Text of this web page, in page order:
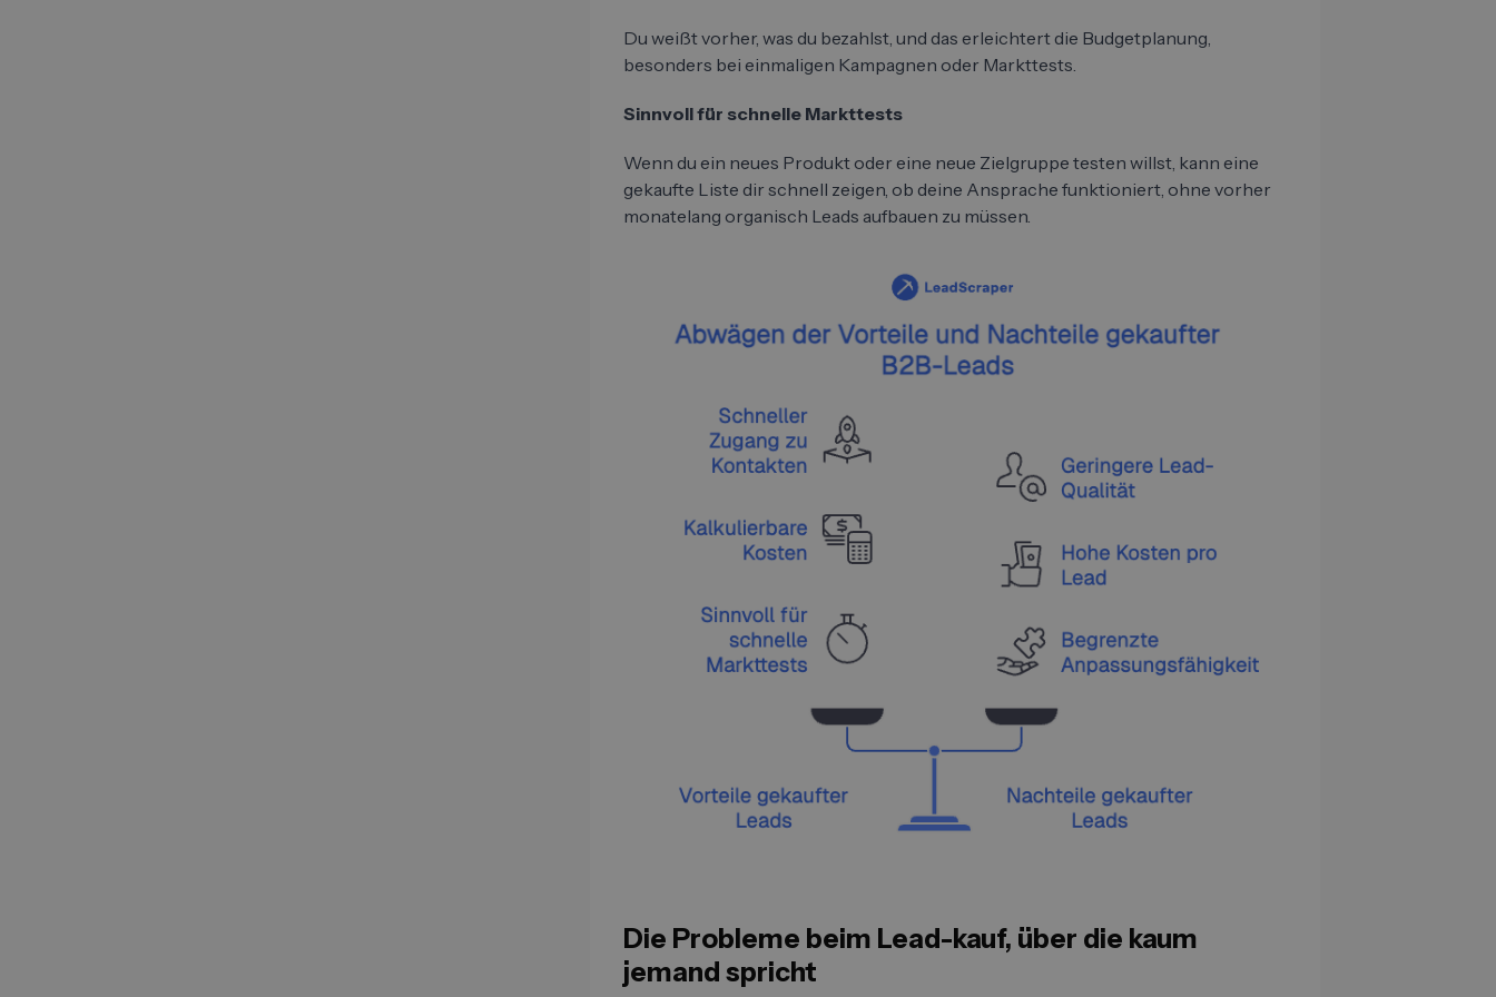
Du weißt vorher, was du bezahlst, und das erleichtert die Budgetplanung,
besonders bei einmaligen Kampagnen oder Markttests.
Sinnvoll für schnelle Markttests
Wenn du ein neues Produkt oder eine neue Zielgruppe testen willst, kann eine
gekaufte Liste dir schnell zeigen, ob deine Ansprache funktioniert, ohne vorher
monatelang organisch Leads aufbauen zu müssen.
Die Probleme beim Lead-kauf, über die kaum
jemand spricht